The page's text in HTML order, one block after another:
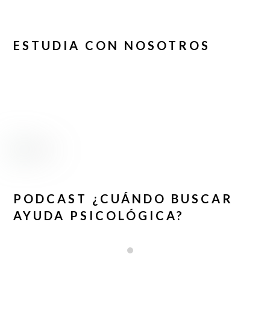
ESTUDIA CON NOSOTROS
PODCAST ¿CUÁNDO BUSCAR
AYUDA PSICOLÓGICA?